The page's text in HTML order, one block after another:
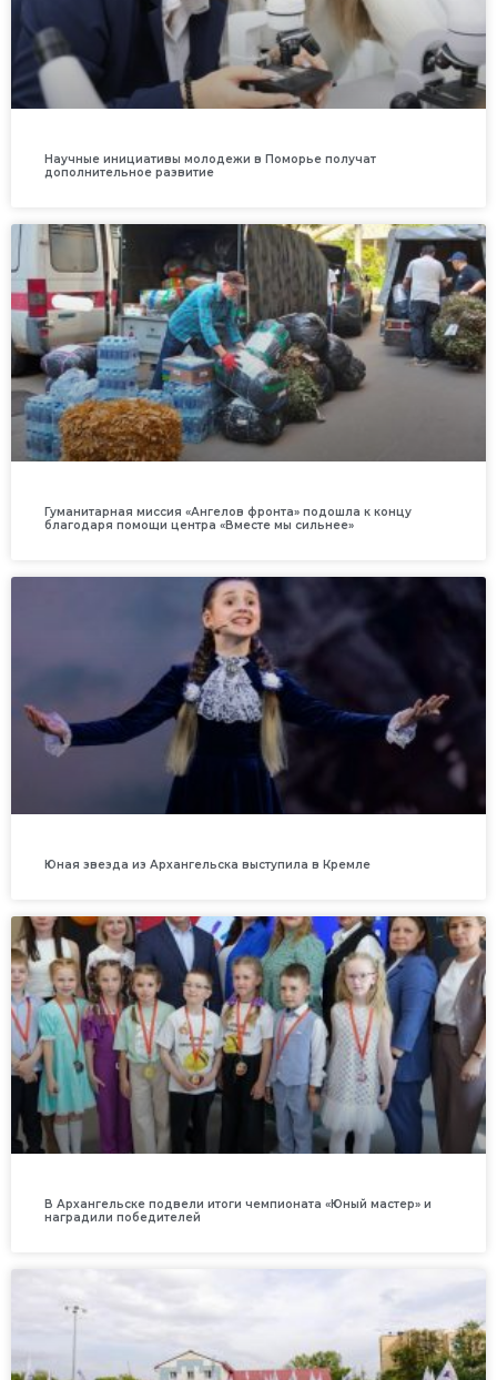
Научные инициативы молодежи в Поморье получат
дополнительное развитие
Гуманитарная миссия «Ангелов фронта» подошла к концу
благодаря помощи центра «Вместе мы сильнее»
Юная звезда из Архангельска выступила в Кремле
В Архангельске подвели итоги чемпионата «Юный мастер» и
наградили победителей